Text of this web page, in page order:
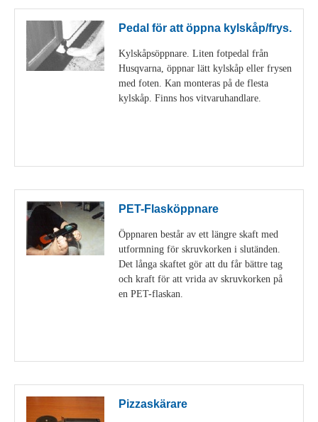
Pedal för att öppna kylskåp/frys.
Kylskåpsöppnare. Liten fotpedal från
Husqvarna, öppnar lätt kylskåp eller frysen
med foten. Kan monteras på de flesta
kylskåp. Finns hos vitvaruhandlare.
PET-Flasköppnare
Öppnaren består av ett längre skaft med
utformning för skruvkorken i slutänden.
Det långa skaftet gör att du får bättre tag
och kraft för att vrida av skruvkorken på
en PET-flaskan.
Pizzaskärare